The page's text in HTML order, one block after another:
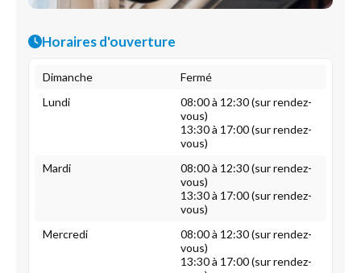
Horaires d'ouverture
Dimanche
Fermé
Lundi
08:00 à 12:30 (sur rendez-
vous)
13:30 à 17:00 (sur rendez-
vous)
Mardi
08:00 à 12:30 (sur rendez-
vous)
13:30 à 17:00 (sur rendez-
vous)
Mercredi
08:00 à 12:30 (sur rendez-
vous)
13:30 à 17:00 (sur rendez-